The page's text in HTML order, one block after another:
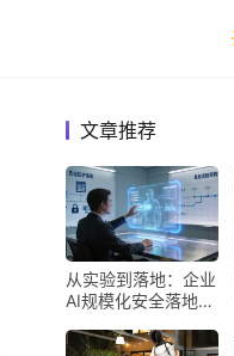
文章推荐
从实验到落地：企业
AI规模化安全落地的